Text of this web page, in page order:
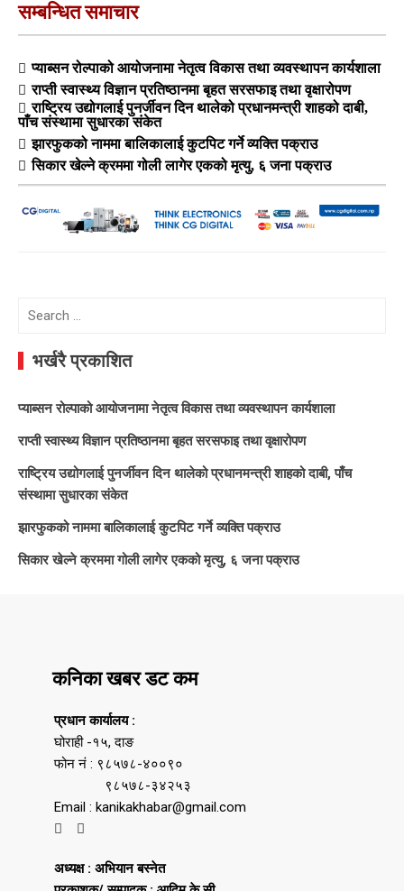
सम्बन्धित समाचार
प्याब्सन रोल्पाको आयोजनामा नेतृत्व विकास तथा व्यवस्थापन कार्यशाला
राप्ती स्वास्थ्य विज्ञान प्रतिष्ठानमा बृहत सरसफाइ तथा वृक्षारोपण
राष्ट्रिय उद्योगलाई पुनर्जीवन दिन थालेको प्रधानमन्त्री शाहको दाबी,
पाँच संस्थामा सुधारका संकेत
झारफुकको नाममा बालिकालाई कुटपिट गर्ने व्यक्ति पक्राउ
सिकार खेल्ने क्रममा गोली लागेर एकको मृत्यु, ६ जना पक्राउ
Search
भर्खरै प्रकाशित
प्याब्सन रोल्पाको आयोजनामा नेतृत्व विकास तथा व्यवस्थापन कार्यशाला
राप्ती स्वास्थ्य विज्ञान प्रतिष्ठानमा बृहत सरसफाइ तथा वृक्षारोपण
राष्ट्रिय उद्योगलाई पुनर्जीवन दिन थालेको प्रधानमन्त्री शाहको दाबी, पाँच
संस्थामा सुधारका संकेत
झारफुकको नाममा बालिकालाई कुटपिट गर्ने व्यक्ति पक्राउ
सिकार खेल्ने क्रममा गोली लागेर एकको मृत्यु, ६ जना पक्राउ
कनिका खबर डट कम
प्रधान कार्यालय :
घोराही -१५, दाङ
फोन नं : ९८५७८-४००९०
९८५७८-३४२५३
Email : kanikakhabar@gmail.com
अध्यक्ष : अभियान बस्नेत